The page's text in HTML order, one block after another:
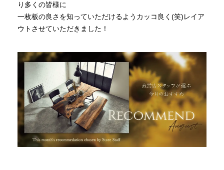
INFORMATION
MOKUBA CHANNEL
よくあるご質問
お問い合わせ
り多くの皆様に
一枚板の良さを知っていただけるようカッコ良く(笑)レイア
ウトさせていただきました！